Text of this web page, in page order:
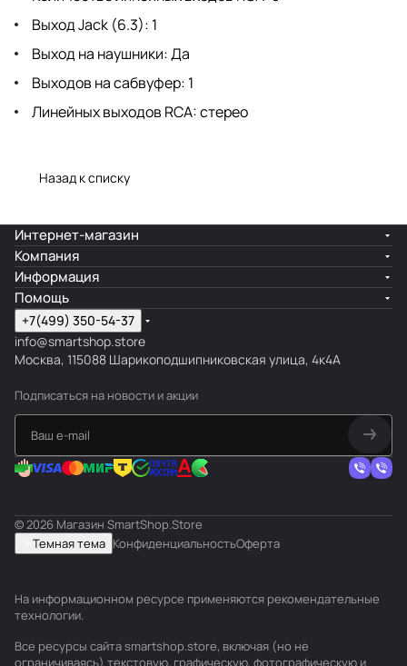
Выход Jack (6.3): 1
Выход на наушники: Да
Выходов на сабвуфер: 1
Линейных выходов RCA: стерео
Назад к списку
Интернет-магазин
Компания
Информация
Помощь
+7(499) 350-54-37
info@smartshop.store
Москва, 115088 Шарикоподшипниковская улица, 4к4А
Подписаться на новости и акции
© 2026 Магазин SmartShop.Store
Темная тема КонфиденциальностьОферта
На информационном ресурсе применяются рекомендательные
технологии.
Все ресурсы сайта smartshop.store, включая (но не
ограничиваясь) текстовую, графическую, фотографическую и